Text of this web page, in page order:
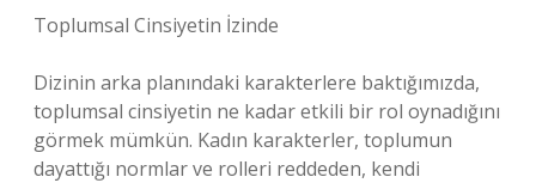
Toplumsal Cinsiyetin İzinde
Dizinin arka planındaki karakterlere baktığımızda,
toplumsal cinsiyetin ne kadar etkili bir rol oynadığını
görmek mümkün. Kadın karakterler, toplumun
dayattığı normlar ve rolleri reddeden, kendi